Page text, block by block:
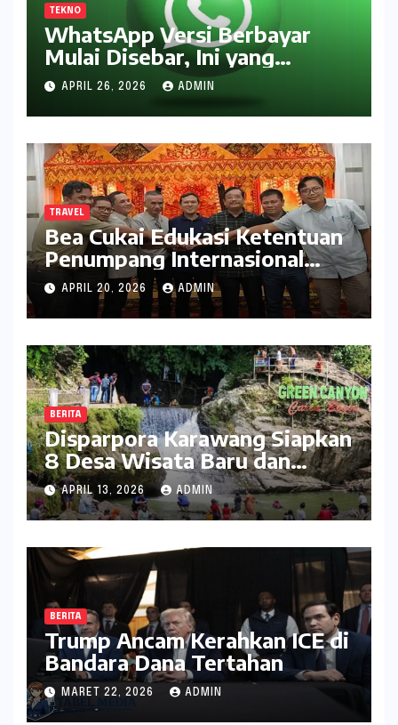
TEKNO
WhatsApp Versi Berbayar
Mulai Disebar, Ini yang
Didapat Pengguna
APRIL 26, 2026 ADMIN
TRAVEL
Bea Cukai Edukasi Ketentuan
Penumpang Internasional
kepada Pelaku Usaha Travel
APRIL 20, 2026 ADMIN
BERITA
Disparpora Karawang Siapkan
8 Desa Wisata Baru dan
Rintis Travel Pattern
Pariwisata
APRIL 13, 2026 ADMIN
BERITA
Trump Ancam Kerahkan ICE di
Bandara Dana Tertahan
MARET 22, 2026 ADMIN